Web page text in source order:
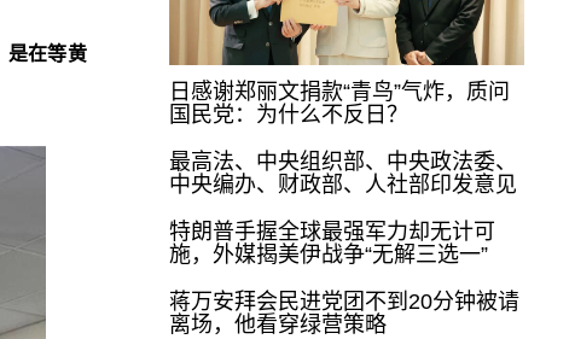
是在等黄
日感谢郑丽文捐款“青鸟”气炸，质问
国民党：为什么不反日？
最高法、中央组织部、中央政法委、
中央编办、财政部、人社部印发意见
特朗普手握全球最强军力却无计可
施，外媒揭美伊战争“无解三选一”
蒋万安拜会民进党团不到20分钟被请
离场，他看穿绿营策略